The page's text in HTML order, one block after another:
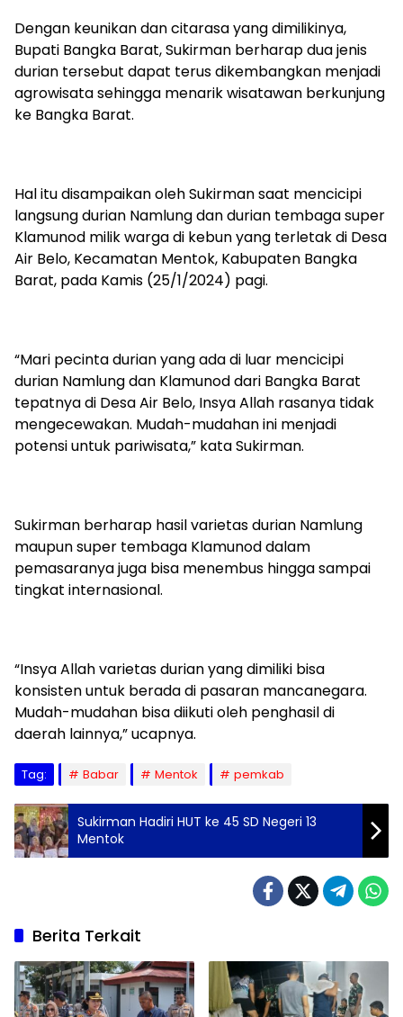
Dengan keunikan dan citarasa yang dimilikinya,
Bupati Bangka Barat, Sukirman berharap dua jenis
durian tersebut dapat terus dikembangkan menjadi
agrowisata sehingga menarik wisatawan berkunjung
ke Bangka Barat.
Hal itu disampaikan oleh Sukirman saat mencicipi
langsung durian Namlung dan durian tembaga super
Klamunod milik warga di kebun yang terletak di Desa
Air Belo, Kecamatan Mentok, Kabupaten Bangka
Barat, pada Kamis (25/1/2024) pagi.
“Mari pecinta durian yang ada di luar mencicipi
durian Namlung dan Klamunod dari Bangka Barat
tepatnya di Desa Air Belo, Insya Allah rasanya tidak
mengecewakan. Mudah-mudahan ini menjadi
potensi untuk pariwisata,” kata Sukirman.
Sukirman berharap hasil varietas durian Namlung
maupun super tembaga Klamunod dalam
pemasaranya juga bisa menembus hingga sampai
tingkat internasional.
“Insya Allah varietas durian yang dimiliki bisa
konsisten untuk berada di pasaran mancanegara.
Mudah-mudahan bisa diikuti oleh penghasil di
daerah lainnya,” ucapnya.
Tag: Babar Mentok pemkab
Sukirman Hadiri HUT ke 45 SD Negeri 13
Mentok
Berita Terkait